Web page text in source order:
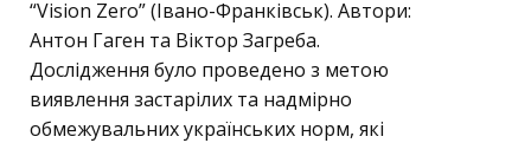
“Vision Zero” (Івано-Франківськ). Автори:
Антон Гаген та Віктор Загреба.
Дослідження було проведено з метою
виявлення застарілих та надмірно
обмежувальних українських норм, які